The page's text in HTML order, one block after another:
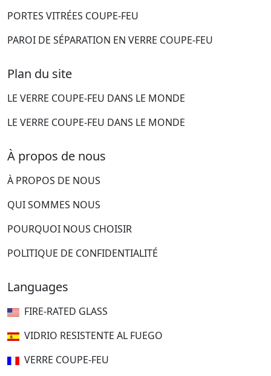
PORTES VITRÉES COUPE-FEU
PAROI DE SÉPARATION EN VERRE COUPE-FEU
Plan du site
LE VERRE COUPE-FEU DANS LE MONDE
LE VERRE COUPE-FEU DANS LE MONDE
À propos de nous
À PROPOS DE NOUS
QUI SOMMES NOUS
POURQUOI NOUS CHOISIR
POLITIQUE DE CONFIDENTIALITÉ
Languages
FIRE-RATED GLASS
VIDRIO RESISTENTE AL FUEGO
VERRE COUPE-FEU